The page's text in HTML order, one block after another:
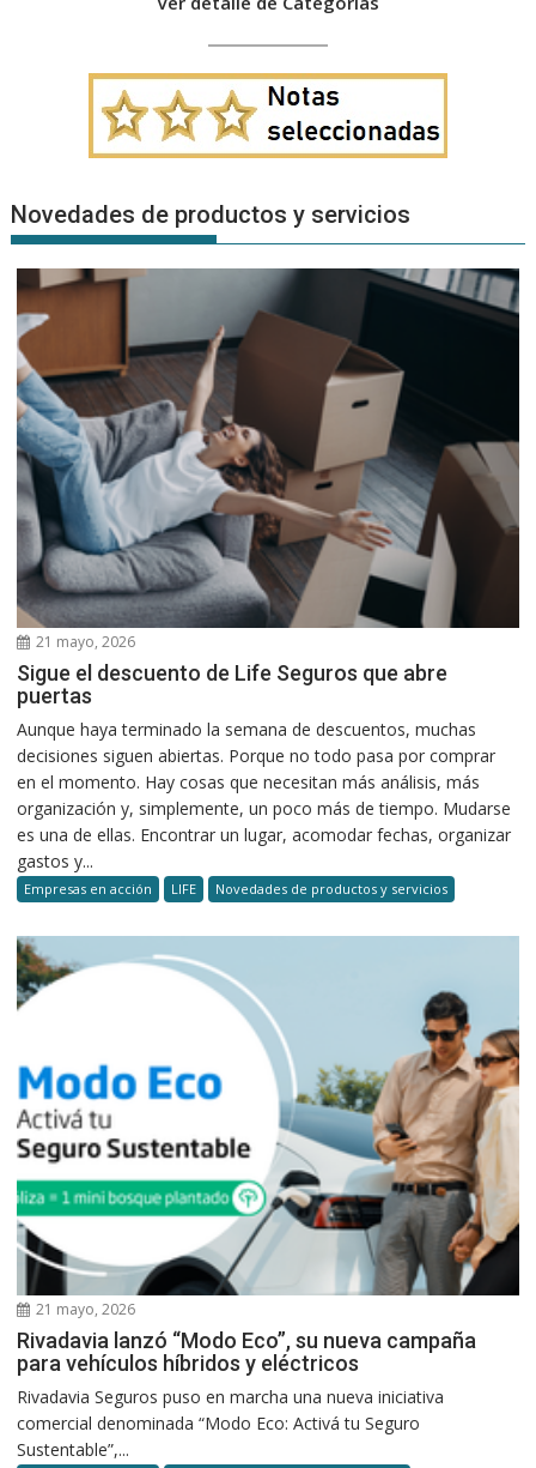
Novedades de productos y servicios
21 mayo, 2026
Sigue el descuento de Life Seguros que abre
puertas
Aunque haya terminado la semana de descuentos, muchas
decisiones siguen abiertas. Porque no todo pasa por comprar
en el momento. Hay cosas que necesitan más análisis, más
organización y, simplemente, un poco más de tiempo. Mudarse
es una de ellas. Encontrar un lugar, acomodar fechas, organizar
gastos y...
Empresas en acción LIFE Novedades de productos y servicios
21 mayo, 2026
Rivadavia lanzó “Modo Eco”, su nueva campaña
para vehículos híbridos y eléctricos
Rivadavia Seguros puso en marcha una nueva iniciativa
comercial denominada “Modo Eco: Activá tu Seguro
Sustentable”,...